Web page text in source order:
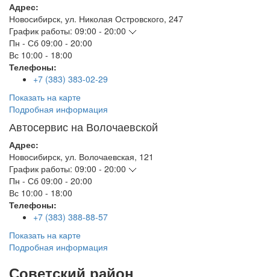
Адрес:
Новосибирск, ул. Николая Островского, 247
График работы: 09:00 - 20:00
Пн - Сб 09:00 - 20:00
Вс 10:00 - 18:00
Телефоны:
+7 (383) 383-02-29
Показать на карте
Подробная информация
Автосервис на Волочаевской
Адрес:
Новосибирск, ул. Волочаевская, 121
График работы: 09:00 - 20:00
Пн - Сб 09:00 - 20:00
Вс 10:00 - 18:00
Телефоны:
+7 (383) 388-88-57
Показать на карте
Подробная информация